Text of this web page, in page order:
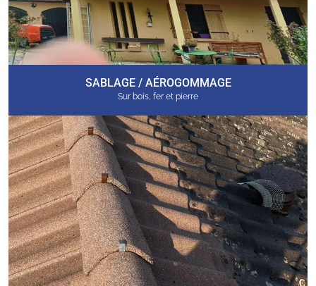
SABLAGE / AÉROGOMMAGE
Sur bois, fer et pierre